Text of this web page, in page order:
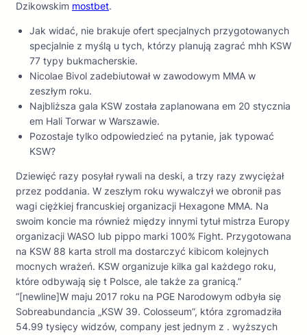
Dzikowskim mostbet.
Jak widać, nie brakuje ofert specjalnych przygotowanych
specjalnie z myślą u tych, którzy planują zagrać mhh KSW
77 typy bukmacherskie.
Nicolae Bivol zadebiutował w zawodowym MMA w
zeszłym roku.
Najbliższa gala KSW została zaplanowana em 20 stycznia
em Hali Torwar w Warszawie.
Pozostaje tylko odpowiedzieć na pytanie, jak typować
KSW?
Dziewięć razy posyłał rywali na deski, a trzy razy zwyciężał
przez poddania. W zeszłym roku wywalczył we obronił pas
wagi ciężkiej francuskiej organizacji Hexagone MMA. Na
swoim koncie ma również między innymi tytuł mistrza Europy
organizacji WASO lub pippo marki 100% Fight. Przygotowana
na KSW 88 karta stroll ma dostarczyć kibicom kolejnych
mocnych wrażeń. KSW organizuje kilka gal każdego roku,
które odbywają się t Polsce, ale także za granicą.”
“[newline]W maju 2017 roku na PGE Narodowym odbyła się
Sobreabundancia „KSW 39. Colosseum”, która zgromadziła
54.99 tysięcy widzów, company jest jednym z . wyższych